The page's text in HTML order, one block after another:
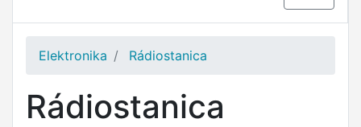
Elektronika Rádiostanica
Rádiostanica